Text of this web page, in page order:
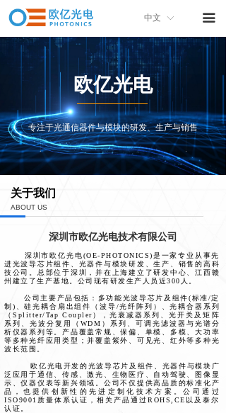
끀
首页
关于我们
产品画册
联系我们
ꀅ
中文
专注于光通信器件与模块的研发、生产与销售
欧亿光电
关于我们
ABOUT US
深圳市欧亿光电技术有限公司
深圳市欧亿光电(OE-PHOTONICS)是一家专业从事先
进光波导芯片组件、光器件与模块研发、生产、销售的高科
技公司。总部位于深圳，并在上海建立了研发中心、江西赣
州建立了生产基地。公司现有研发生产人员近300人。
公司主要产品包括：多功能光波导芯片及组件(标准/定
制)、硅光耦合扇出组件（波导/光纤阵列）、光耦合器系列
（Splitter/Tap Coupler），光衰减器系列、光开关及矩阵
系列、光波分复用（WDM）系列、可调光滤波器与光谱分
析仪器系列等。产品覆盖常规、保偏、单模、多模、大功率
等多种光纤应用类型；并覆盖紫外、可见光、红外等多种光
波长范围。
欧亿光电开发的光波导芯片及组件、光器件与模块广
泛应用于通信、传感、激光、生物医疗、自动驾驶、图像显
示、仪器仪表等新兴领域。公司不仅提供高品质的标准化产
品，也提供创新性的先进定制化技术方案。公司通过
ISO9001质量体系认证，相关产品通过ROHS,CE以及泰尔
认证。